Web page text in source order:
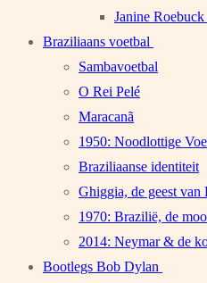
Janine
Braziliaans voetbal
Sambavoetbal
O Rei Pelé
Maracanã
1950: Noodlottige
Braziliaanse identiteit
Ghiggia, de geest van
1970: Brazilië, de
2014: Neymar & de
Bootlegs Bob Dylan